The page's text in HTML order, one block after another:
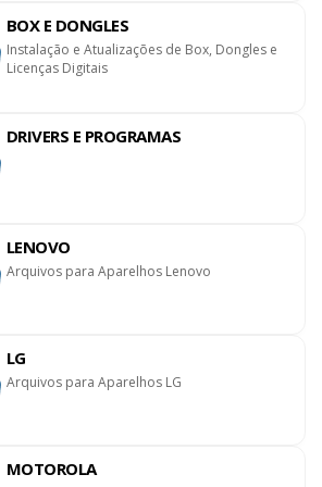
BOX E DONGLES
Instalação e Atualizações de Box, Dongles e
Licenças Digitais
DRIVERS E PROGRAMAS
LENOVO
Arquivos para Aparelhos Lenovo
LG
Arquivos para Aparelhos LG
MOTOROLA